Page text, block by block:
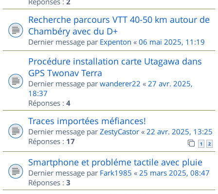
Recherche parcours VTT 40-50 km autour de
Chambéry avec du D+
Dernier message par Expenton « 06 mai 2025, 11:19
Procédure installation carte Utagawa dans
GPS Twonav Terra
Dernier message par wanderer22 « 27 avr. 2025,
18:37
Réponses : 4
Traces importées méfiances!
Dernier message par ZestyCastor « 22 avr. 2025, 13:25
Réponses : 17 1 2
Smartphone et probléme tactile avec pluie
Dernier message par Fark1985 « 25 mars 2025, 08:47
Réponses : 3